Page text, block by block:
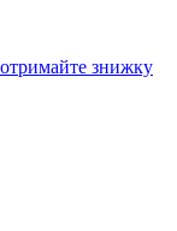
знижку